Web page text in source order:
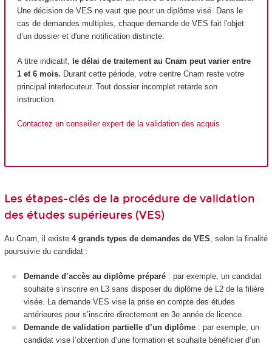
Une décision de VES ne vaut que pour un diplôme visé. Dans le
cas de demandes multiples, chaque demande de VES fait l'objet
d’un dossier et d'une notification distincte.
A titre indicatif,
le délai de traitement au Cnam peut varier entre
1 et 6 mois. Durant cette période, votre centre Cnam reste votre
principal interlocuteur. Tout dossier incomplet retarde son
instruction.
Contactez un conseiller expert de la validation des acquis
Les étapes-clés de la procédure de validation
des études supérieures (VES)
Au Cnam, il existe 4 grands types de demandes de VES, selon la finalité
poursuivie du candidat :
Demande d’accès au diplôme préparé : par exemple, un candidat
souhaite s’inscrire en L3 sans disposer du diplôme de L2 de la filière
visée. La demande VES vise la prise en compte des études
antérieures pour s’inscrire directement en 3e année de licence.
Demande de validation partielle d’un diplôme : par exemple, un
candidat vise l’obtention d’une formation et souhaite bénéficier d’un